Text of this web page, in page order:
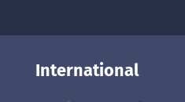
International